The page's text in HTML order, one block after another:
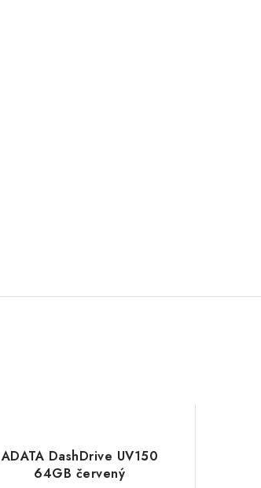
ADATA DashDrive UV150
64GB červený